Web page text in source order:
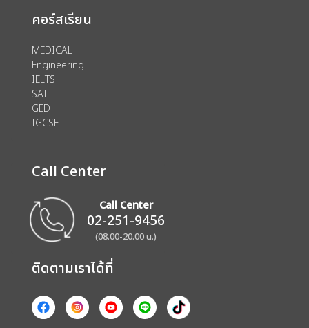
คอร์สเรียน
MEDICAL
Engineering
IELTS
SAT
GED
IGCSE
Call Center
Call Center
02-251-9456
(08.00-20.00 น.)
ติดตามเราได้ที่